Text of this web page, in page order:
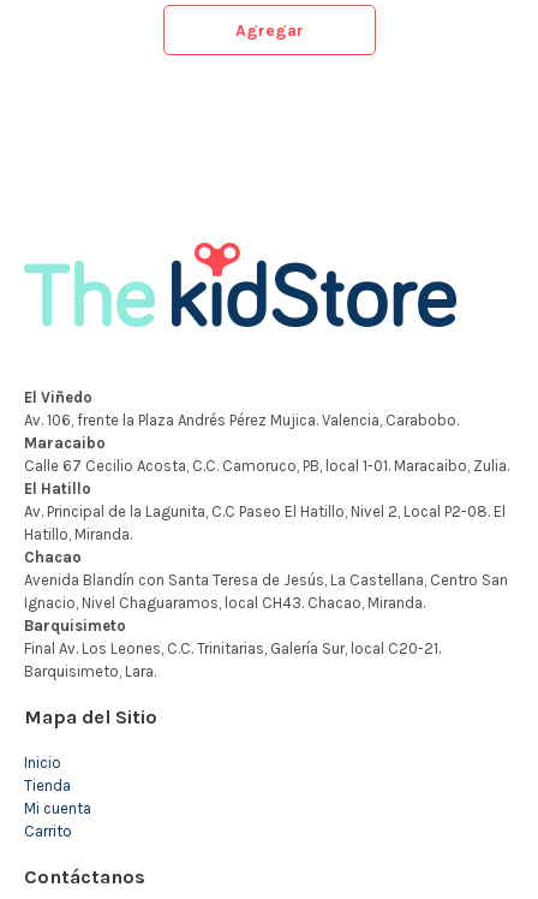
Agregar
Mapa del Sitio
Inicio
Tienda
Mi cuenta
Carrito
Contáctanos